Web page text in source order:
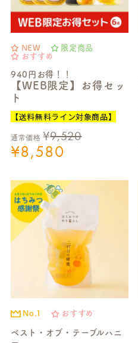
NEW
限定商品
おすすめ
940円お得！！
【WEB限定】お得セッ
ト
【送料無料ライン対象商品】
通常価格 ¥9,520
¥8,580
No.1 おすすめ
ベスト・オブ・テーブルハニ